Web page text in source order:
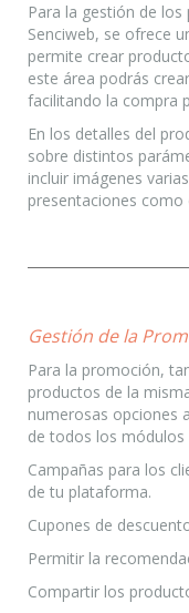
Para la gestión de
Senciweb, se ofrece
permite crear
este área podrás
facilitando la compra
En los detalles del
sobre distintos
incluir imágenes
presentaciones como
Gestión de la
Para la promoción,
productos de la
numerosas opciones
de todos los módulos
Campañas para los
de tu plataforma.
Cupones de
Permitir la
Compartir los